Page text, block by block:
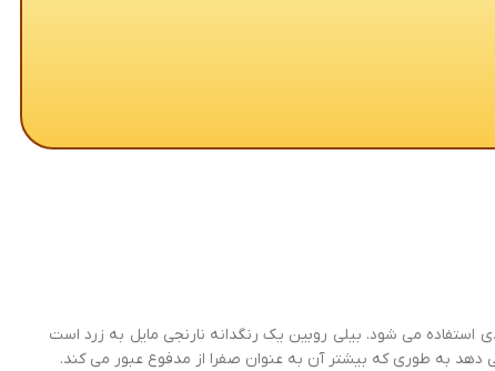
استفاده می شود. بیلی روبین یک رنگدانه نارنجی مایل به زرد است
دهد به طوری که بیشتر آن به عنوان صفرا از مدفوع عبور می کند.